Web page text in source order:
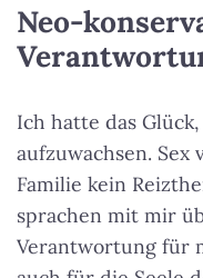
Neo-
Ich hatte das
aufzuwachsen.
Familie kein
sprachen mit mir
Verantwortung für